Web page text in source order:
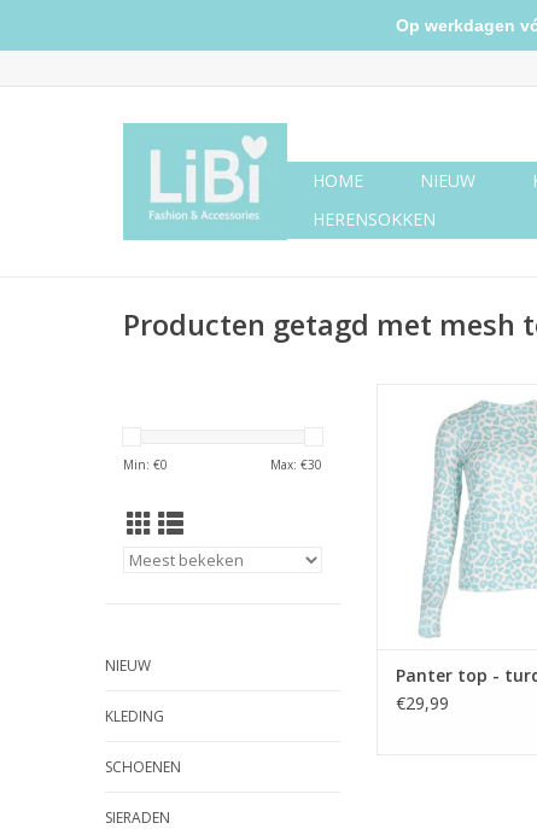
HOME NIEUW
HERENSOKKEN
Producten getagd met mesh
Min: €0 Max: €30
NIEUW
KLEDING
SCHOENEN
SIERADEN
Panter top -
TOEVOEGEN AAN
Panter top -
€29,99
Op werkdagen